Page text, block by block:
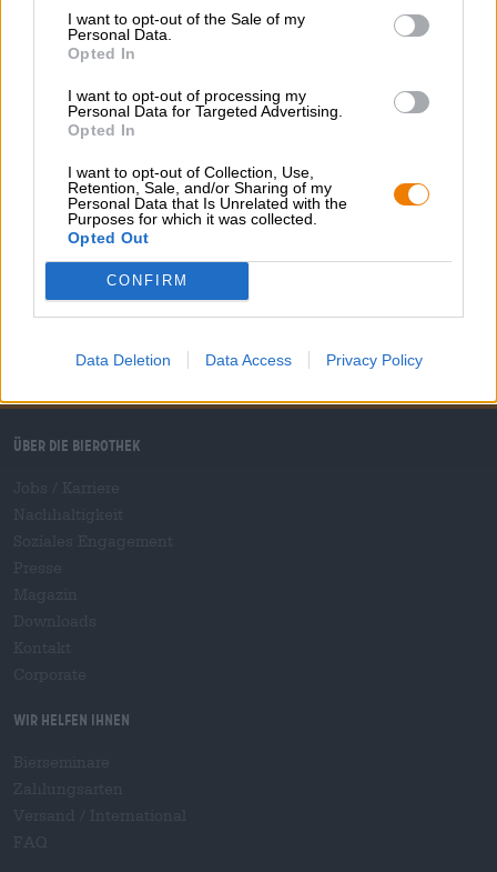
I want to opt-out of the Sale of my
Personal Data.
Opted In
I want to opt-out of processing my
Personal Data for Targeted Advertising.
Opted In
I want to opt-out of Collection, Use,
Retention, Sale, and/or Sharing of my
Personal Data that Is Unrelated with the
Purposes for which it was collected.
Opted Out
CONFIRM
Data Deletion Data Access Privacy Policy
winterkoninkske grand cru
MEHRWEG
0,75 L Flasche - € 19,87 / LTR
1
Hop on board!
Newsletter abonnieren
Über die Bierothek
Wir helfen Ihnen